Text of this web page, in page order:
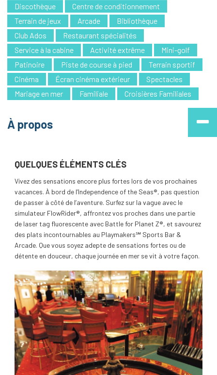
Discothèque
Centre de conditionnement
Terrain de jeux
Arcade
Bibliothèque
Club Ados
Restaurant spécialités
Service à la cabine
Activité extrême
Mini-golf
Patinoire
Piste de course à pied
Terrain sportif
Cinéma
Écran cinéma extérieur
Spectacles
Mariage en mer
Familiale Croisières Familiales
À propos
QUELQUES ÉLÉMENTS CLÉS
Vivez des sensations encore plus fortes lors de vos prochaines
vacances. À bord de l’Independence of the Seas®, pas question
de passer à côté de l’aventure. Surfez sur la vague avec le
simulateur FlowRider®, affrontez vos proches dans une partie
de laser tag fluorescente avec Battle for Planet Z®, et savourez
des plats incontournables au Playmakers℠ Sports Bar &
Arcade. Que vous soyez adepte de sensations fortes ou de
détente en douceur, chaque journée en mer se vit à votre façon.